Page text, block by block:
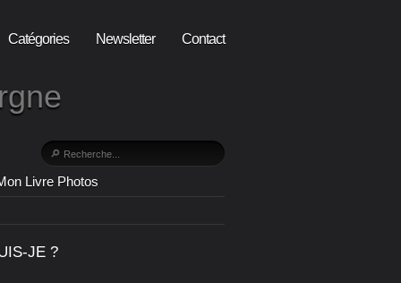
Catégories Newsletter Contact
Livre Photos
JE ?